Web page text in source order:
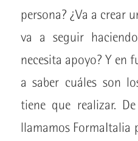
persona? ¿Va a crear
va a seguir
necesita apoyo? Y en
a saber cuáles son
tiene que realizar.
llamamos FormaItalia